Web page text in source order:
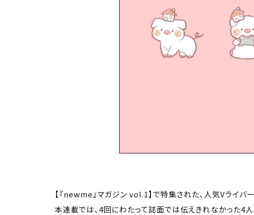
【『newme』マガジン vol.1】で特集された、人気Vライバー
本連載では、4回にわたって誌面では伝えきれなかった4